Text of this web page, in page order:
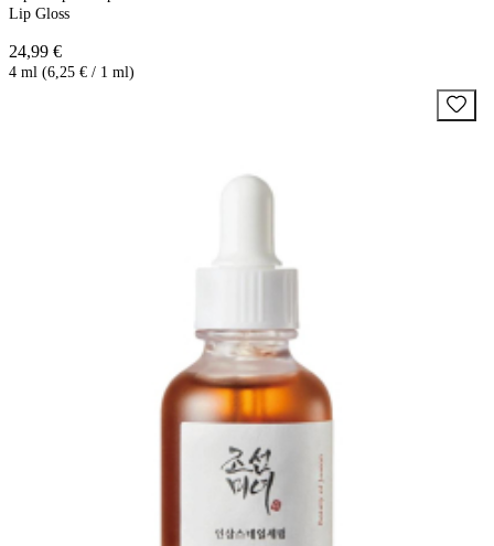
Lip Gloss
24,99 €
4 ml (6,25 € / 1 ml)